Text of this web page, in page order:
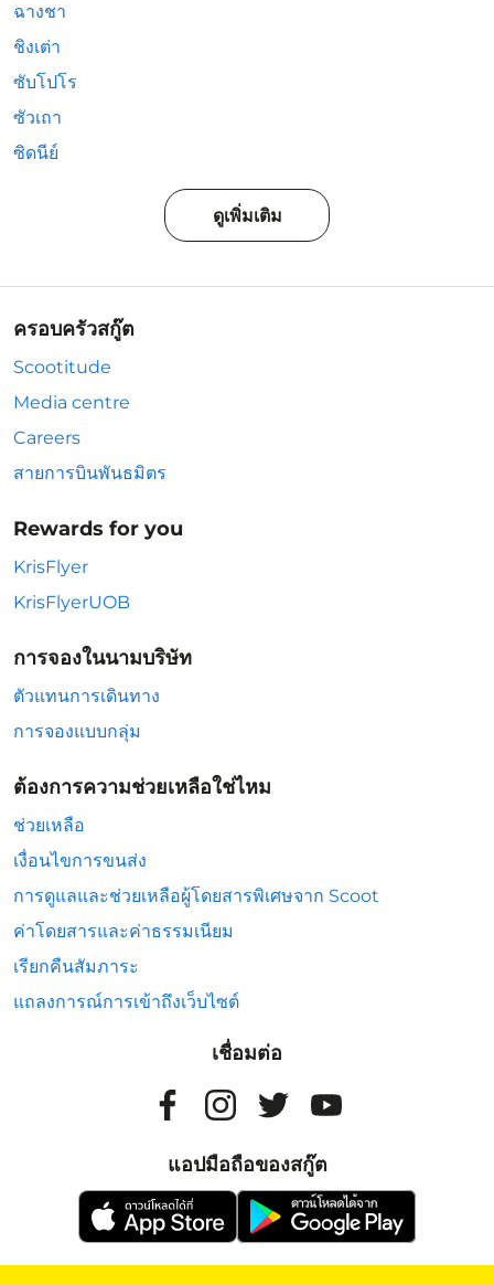
ฉางชา
ชิงเต่า
ซับโปโร
ซัวเถา
ซิดนีย์
ดูเพิ่มเติม
ครอบครัวสกู๊ต
Scootitude
Media centre
Careers
สายการบินพันธมิตร
Rewards for you
KrisFlyer
KrisFlyerUOB
การจองในนามบริษัท
ตัวแทนการเดินทาง
การจองแบบกลุ่ม
ต้องการความช่วยเหลือใช่ไหม
ช่วยเหลือ
เงื่อนไขการขนส่ง
การดูแลและช่วยเหลือผู้โดยสารพิเศษจาก Scoot
ค่าโดยสารและค่าธรรมเนียม
เรียกคืนสัมภาระ
แถลงการณ์การเข้าถึงเว็บไซต์
เชื่อมต่อ
แอปมือถือของสกู๊ต